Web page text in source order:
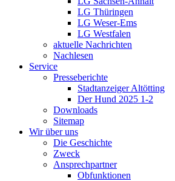
LG Thüringen
LG Weser-Ems
LG Westfalen
aktuelle Nachrichten
Nachlesen
Service
Presseberichte
Stadtanzeiger Altötting
Der Hund 2025 1-2
Downloads
Sitemap
Wir über uns
Die Geschichte
Zweck
Ansprechpartner
Obfunktionen